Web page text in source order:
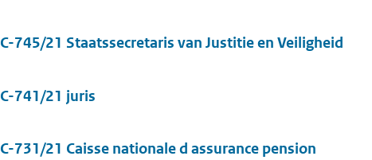
C-745/21 Staatssecretaris van Justitie en Veiligheid
C-741/21 juris
C-731/21 Caisse nationale d assurance pension